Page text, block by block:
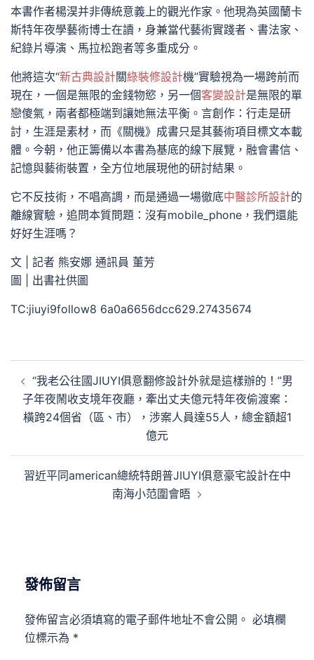
本書作者楊淏并非傳統意義上的觀光作家。他現為英國蘭卡
斯特年夜學藝術博士在讀，身兼當代藝術實踐者、書法家、
紀錄片導演、馬拉松跑者等多重成分。
他將這次“新古典設計關綠裝修設計機”實驗視為一場跨前而
現在，一個是無限的金錢物慾，另一個客變設計是無限的單
戀傻氣，兩者都極端到讓她無法平衡。言創作：行走是研
討，生涯是素材，而《關機》成書只是其藝術項目標文本載
體。今朝，他正籌備以本書為基底的線下展覽，融會書信、
記憶與藝術裝置，全方位地展現他的研討結果。
它不反技術，不唱高調，而是通過一場徹底中醫診所設計的
離線實驗，追問本質問題：沒有mobile_phone，我們還能
好好生涯嗎？
文 | 記者 熊安娜 通訊員 董芳
圖 | 出書社供圖
TC:jiuyi9follow8 6a0a6656dcc629.27435674
章
導
覽
“我老公往國JIUYI俱意翻修設計外就是這樣辦的！”男
子年夜鬧收支境年夜廳，牽出丈夫億元特年夜偷渡案：
橫跨24個省（區、市），涉案人員達55人，總金額超1
億元
習近平同american總統特朗普JIUYI俱意豪宅設計在中
南海小范圍會晤
發佈留言
發佈留言必須填寫的電子郵件地址不會公開。 必填欄
位標示為 *